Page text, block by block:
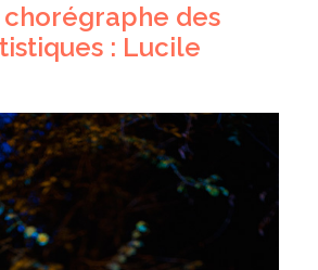
des
: Lucile